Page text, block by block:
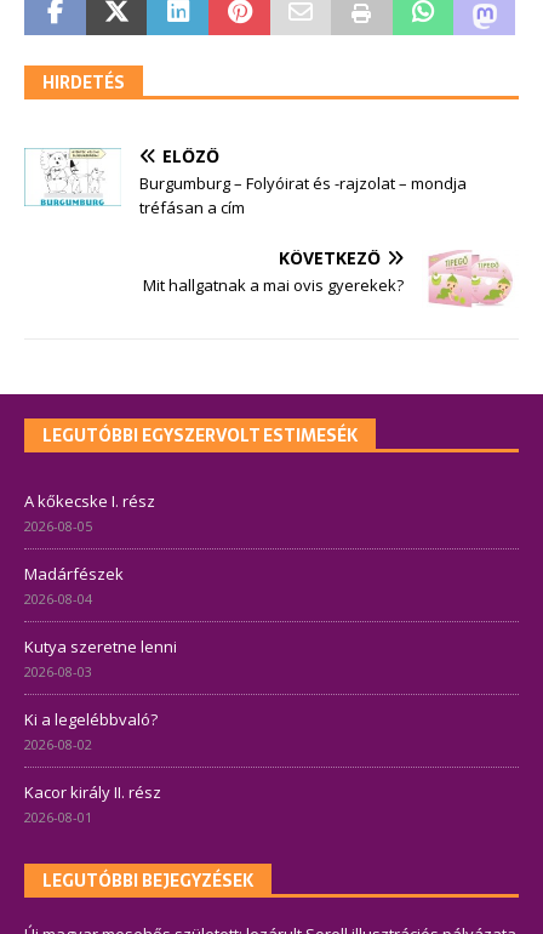
HIRDETÉS
ELŐZŐ
Burgumburg – Folyóirat és -rajzolat – mondja
tréfásan a cím
KÖVETKEZŐ
Mit hallgatnak a mai ovis gyerekek?
LEGUTÓBBI EGYSZERVOLT ESTIMESÉK
A kőkecske I. rész
2026-08-05
Madárfészek
2026-08-04
Kutya szeretne lenni
2026-08-03
Ki a legelébbvaló?
2026-08-02
Kacor király II. rész
2026-08-01
LEGUTÓBBI BEJEGYZÉSEK